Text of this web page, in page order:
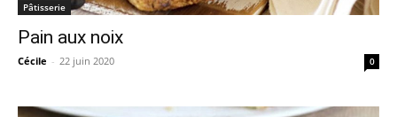
Pâtisserie
Pain aux noix
Cécile - 22 juin 2020 0